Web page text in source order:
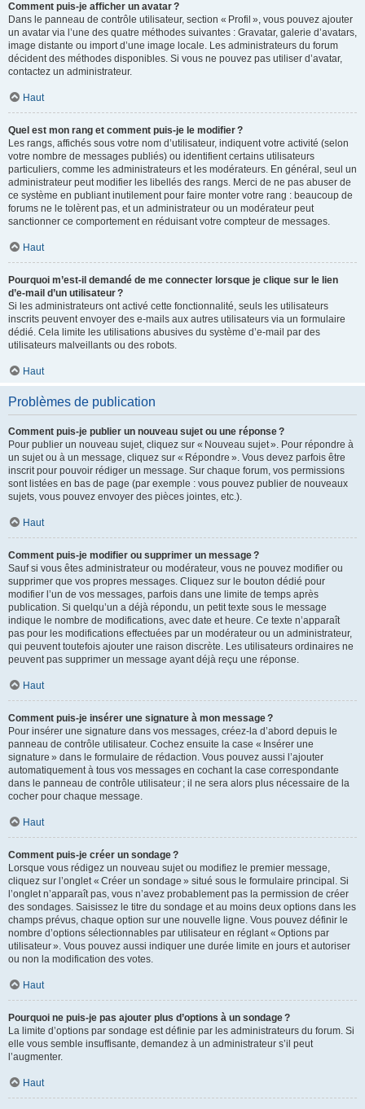
Comment puis-je afficher un avatar ?
Dans le panneau de contrôle utilisateur, section « Profil », vous pouvez ajouter
un avatar via l’une des quatre méthodes suivantes : Gravatar, galerie d’avatars,
image distante ou import d’une image locale. Les administrateurs du forum
décident des méthodes disponibles. Si vous ne pouvez pas utiliser d’avatar,
contactez un administrateur.
Haut
Quel est mon rang et comment puis-je le modifier ?
Les rangs, affichés sous votre nom d’utilisateur, indiquent votre activité (selon
votre nombre de messages publiés) ou identifient certains utilisateurs
particuliers, comme les administrateurs et les modérateurs. En général, seul un
administrateur peut modifier les libellés des rangs. Merci de ne pas abuser de
ce système en publiant inutilement pour faire monter votre rang : beaucoup de
forums ne le tolèrent pas, et un administrateur ou un modérateur peut
sanctionner ce comportement en réduisant votre compteur de messages.
Haut
Pourquoi m’est-il demandé de me connecter lorsque je clique sur le lien
d’e-mail d’un utilisateur ?
Si les administrateurs ont activé cette fonctionnalité, seuls les utilisateurs
inscrits peuvent envoyer des e-mails aux autres utilisateurs via un formulaire
dédié. Cela limite les utilisations abusives du système d’e-mail par des
utilisateurs malveillants ou des robots.
Haut
Problèmes de publication
Comment puis-je publier un nouveau sujet ou une réponse ?
Pour publier un nouveau sujet, cliquez sur « Nouveau sujet ». Pour répondre à
un sujet ou à un message, cliquez sur « Répondre ». Vous devez parfois être
inscrit pour pouvoir rédiger un message. Sur chaque forum, vos permissions
sont listées en bas de page (par exemple : vous pouvez publier de nouveaux
sujets, vous pouvez envoyer des pièces jointes, etc.).
Haut
Comment puis-je modifier ou supprimer un message ?
Sauf si vous êtes administrateur ou modérateur, vous ne pouvez modifier ou
supprimer que vos propres messages. Cliquez sur le bouton dédié pour
modifier l’un de vos messages, parfois dans une limite de temps après
publication. Si quelqu’un a déjà répondu, un petit texte sous le message
indique le nombre de modifications, avec date et heure. Ce texte n’apparaît
pas pour les modifications effectuées par un modérateur ou un administrateur,
qui peuvent toutefois ajouter une raison discrète. Les utilisateurs ordinaires ne
peuvent pas supprimer un message ayant déjà reçu une réponse.
Haut
Comment puis-je insérer une signature à mon message ?
Pour insérer une signature dans vos messages, créez-la d’abord depuis le
panneau de contrôle utilisateur. Cochez ensuite la case « Insérer une
signature » dans le formulaire de rédaction. Vous pouvez aussi l’ajouter
automatiquement à tous vos messages en cochant la case correspondante
dans le panneau de contrôle utilisateur ; il ne sera alors plus nécessaire de la
cocher pour chaque message.
Haut
Comment puis-je créer un sondage ?
Lorsque vous rédigez un nouveau sujet ou modifiez le premier message,
cliquez sur l’onglet « Créer un sondage » situé sous le formulaire principal. Si
l’onglet n’apparaît pas, vous n’avez probablement pas la permission de créer
des sondages. Saisissez le titre du sondage et au moins deux options dans les
champs prévus, chaque option sur une nouvelle ligne. Vous pouvez définir le
nombre d’options sélectionnables par utilisateur en réglant « Options par
utilisateur ». Vous pouvez aussi indiquer une durée limite en jours et autoriser
ou non la modification des votes.
Haut
Pourquoi ne puis-je pas ajouter plus d’options à un sondage ?
La limite d’options par sondage est définie par les administrateurs du forum. Si
elle vous semble insuffisante, demandez à un administrateur s’il peut
l’augmenter.
Haut